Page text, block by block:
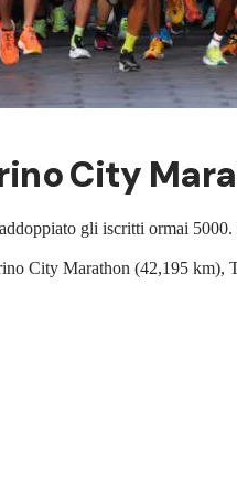
City
gli iscritti ormai
City Marathon (42,195